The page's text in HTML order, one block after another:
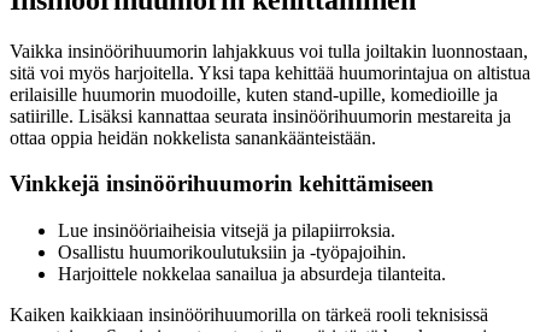
Vaikka insinöörihuumorin lahjakkuus voi tulla joiltakin luonnostaan,
sitä voi myös harjoitella. Yksi tapa kehittää huumorintajua on altistua
erilaisille huumorin muodoille, kuten stand-upille, komedioille ja
satiirille. Lisäksi kannattaa seurata insinöörihuumorin mestareita ja
ottaa oppia heidän nokkelista sanankäänteistään.
Vinkkejä insinöörihuumorin kehittämiseen
Lue insinööriaiheisia vitsejä ja pilapiirroksia.
Osallistu huumorikoulutuksiin ja -työpajoihin.
Harjoittele nokkelaa sanailua ja absurdeja tilanteita.
Kaiken kaikkiaan insinöörihuumorilla on tärkeä rooli teknisissä